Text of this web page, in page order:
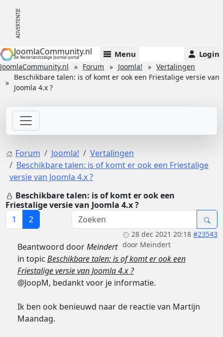
JoomlaCommunity.nl
de Nederlandstalige Joomla!-portal Menu Login
JoomlaCommunity.nl Forum Joomla!
Vertalingen
Beschikbare talen: is of komt er ook een Friestalige versie van
Joomla 4.x ?
Forum Joomla!
Vertalingen
Beschikbare talen: is of komt er ook een Friestalige
versie van Joomla 4.x ?
Beschikbare talen: is of komt er ook een
Friestalige versie van Joomla 4.x ?
1
2
28 dec 2021 20:18 #23543
door Meindert
Beantwoord doorMeindert
in topic Beschikbare talen: is of komt er ook een
Friestalige versie van Joomla 4.x ?
@JoopM, bedankt voor je informatie.
Ik ben ook benieuwd naar de reactie van Martijn
Maandag.